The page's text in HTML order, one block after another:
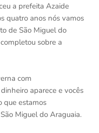
a prefeita Azaide
quatro anos nós vamos
de São Miguel do
sobre a
com
aparece e vocês
que estamos
Miguel do Araguaia.